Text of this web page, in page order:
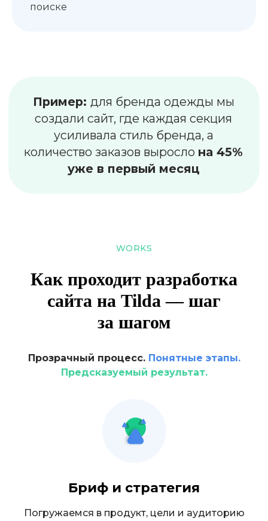
поиске
WORKS
Как проходит разработка
сайта на Tilda — шаг
за шагом
Прозрачный процесс. Понятные этапы.
Предсказуемый результат.
Бриф и стратегия
Погружаемся в продукт, цели и аудиторию
сайт
ваш бизнес
после запуска
инструмент продаж и коммуникации.
на 30–70%в первые месяцы после